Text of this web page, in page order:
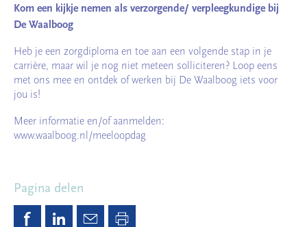
Kom een kijkje nemen als verzorgende/ verpleegkundige bij
De Waalboog
Heb je een zorgdiploma en toe aan een volgende stap in je
carrière, maar wil je nog niet meteen solliciteren? Loop eens
met ons mee en ontdek of werken bij De Waalboog iets voor
jou is!
Meer informatie en/of aanmelden:
www.waalboog.nl/meeloopdag
Pagina delen